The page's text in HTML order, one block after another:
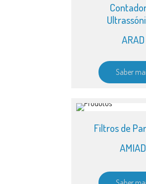
ARAD
Saber
Filtros de
AMIAD